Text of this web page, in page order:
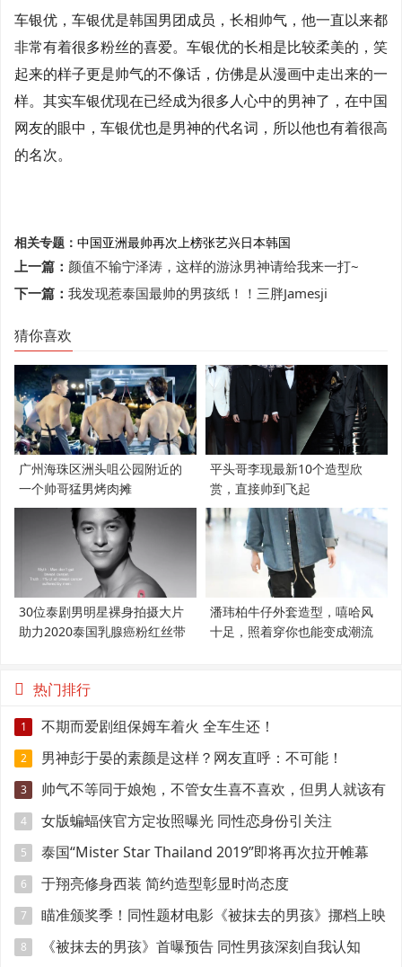
车银优，车银优是韩国男团成员，长相帅气，他一直以来都
非常有着很多粉丝的喜爱。车银优的长相是比较柔美的，笑
起来的样子更是帅气的不像话，仿佛是从漫画中走出来的一
样。其实车银优现在已经成为很多人心中的男神了，在中国
网友的眼中，车银优也是男神的代名词，所以他也有着很高
的名次。
相关专题： 中国亚洲最帅再次上榜张艺兴日本韩国
上一篇： 颜值不输宁泽涛，这样的游泳男神请给我来一打~
下一篇： 我发现惹泰国最帅的男孩纸！！三胖Jamesji
猜你喜欢
广州海珠区洲头咀公园附近的
一个帅哥猛男烤肉摊
平头哥李现最新10个造型欣
赏，直接帅到飞起
30位泰剧男明星裸身拍摄大片
助力2020泰国乳腺癌粉红丝带
潘玮柏牛仔外套造型，嘻哈风
十足，照着穿你也能变成潮流
热门排行
1 不期而爱剧组保姆车着火 全车生还！
2 男神彭于晏的素颜是这样？网友直呼：不可能！
3
帅气不等同于娘炮，不管女生喜不喜欢，但男人就该有
点肌肉
4 女版蝙蝠侠官方定妆照曝光 同性恋身份引关注
5 泰国“Mister Star Thailand 2019”即将再次拉开帷幕
6 于翔亮修身西装 简约造型彰显时尚态度
7 瞄准颁奖季！同性题材电影《被抹去的男孩》挪档上映
8 《被抹去的男孩》首曝预告 同性男孩深刻自我认知